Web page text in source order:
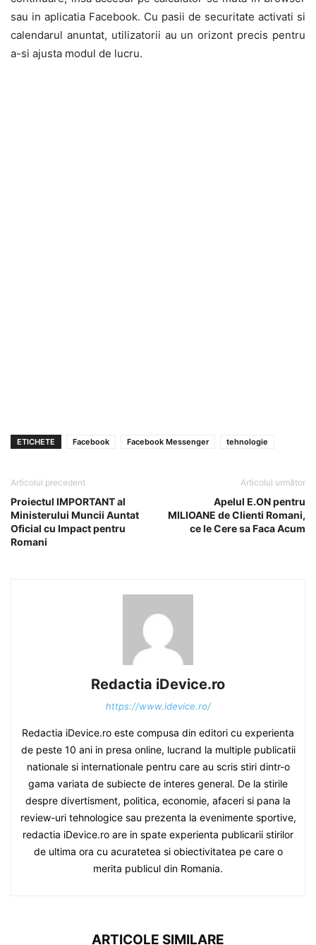
sau in aplicatia Facebook. Cu pasii de securitate activati si
calendarul anuntat, utilizatorii au un orizont precis pentru
a-si ajusta modul de lucru.
ETICHETE Facebook Facebook Messenger tehnologie
Articolul precedent
Proiectul IMPORTANT al
Ministerului Muncii Auntat
Oficial cu Impact pentru
Romani
Articolul următor
Apelul E.ON pentru
MILIOANE de Clienti Romani,
ce le Cere sa Faca Acum
Redactia iDevice.ro
https://www.idevice.ro/
Redactia iDevice.ro este compusa din editori cu experienta
de peste 10 ani in presa online, lucrand la multiple publicatii
nationale si internationale pentru care au scris stiri dintr-o
gama variata de subiecte de interes general. De la stirile
despre divertisment, politica, economie, afaceri si pana la
review-uri tehnologice sau prezenta la evenimente sportive,
redactia iDevice.ro are in spate experienta publicarii stirilor
de ultima ora cu acuratetea si obiectivitatea pe care o
merita publicul din Romania.
ARTICOLE SIMILARE